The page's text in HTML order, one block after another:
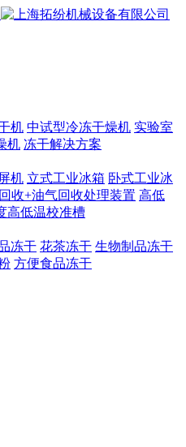
机 中试型冷冻干燥机 实验室
机 冻干解决方案
机 立式工业冰箱 卧式工业冰
收+油气回收处理装置 高低
高低温校准槽
冻干 花茶冻干 生物制品冻干
方便食品冻干